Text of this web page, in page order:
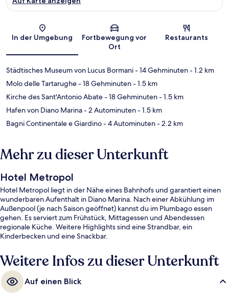
Karte
In der Umgebung
Fortbewegung vor
Ort
Restaurants
Städtisches Museum von Lucus Bormani- 14 Gehminuten- 1.2 km
Molo delle Tartarughe- 18 Gehminuten- 1.5 km
Kirche des Sant'Antonio Abate- 18 Gehminuten- 1.5 km
Hafen von Diano Marina- 2 Autominuten- 1.5 km
Bagni Continentale e Giardino- 4 Autominuten- 2.2 km
Mehr zu dieser Unterkunft
Hotel Metropol
Hotel Metropol liegt in der Nähe eines Bahnhofs und garantiert einen
wunderbaren Aufenthalt in Diano Marina. Nach einer Abkühlung im
Außenpool (je nach Saison geöffnet) kannst du im Plumbago essen
gehen. Es serviert zum Frühstück, Mittagessen und Abendessen
regionale Küche. Weitere Highlights sind eine Strandbar, ein
Kinderbecken und eine Snackbar.
Weitere Infos zu dieser Unterkunft
Auf einen Blick